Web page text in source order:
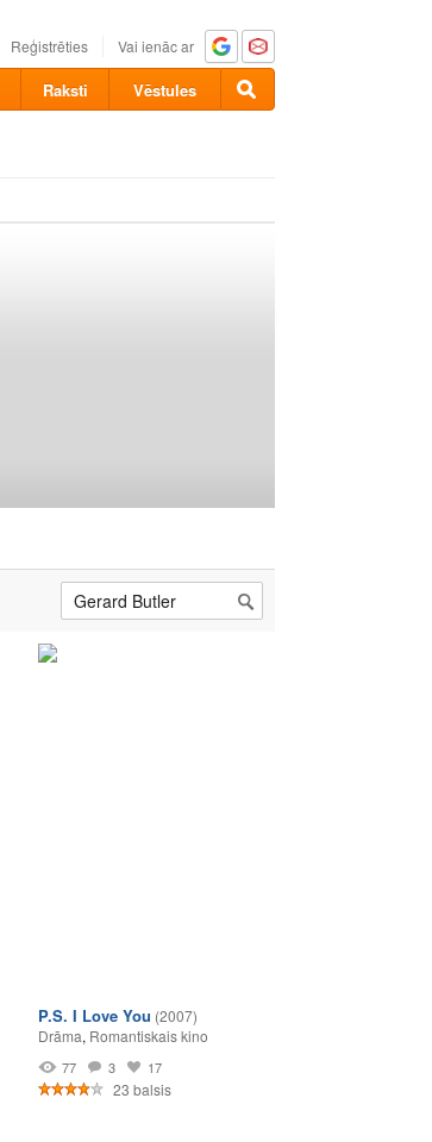
Reģistrēties Vai ienāc ar
Raksti Vēstules
P.S. I Love You (2007)
Drāma, Romantiskais kino
77 3 17
23 balsis